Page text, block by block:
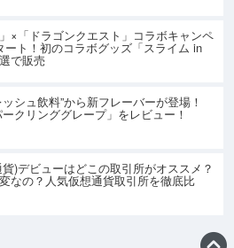
×「ドラゴンクエスト」コラボキャンペ
ート！初のコラボグッズ「スライム in
で販売
シュ飲料”から新フレーバーが登場！
ークリンググレープ」をレビュー！
)デビューはどこの取引所がオススメ？
なの？人気仮想通貨取引所を徹底比